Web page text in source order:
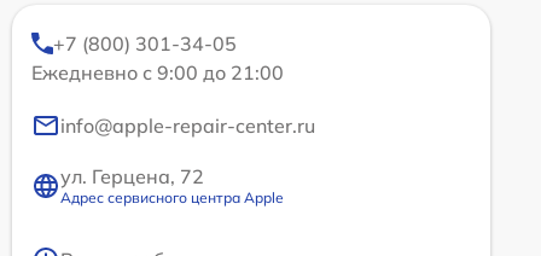
+7 (800) 301-34-05
Ежедневно с 9:00 до 21:00
info@apple-repair-center.ru
ул. Герцена, 72
Адрес сервисного центра Apple